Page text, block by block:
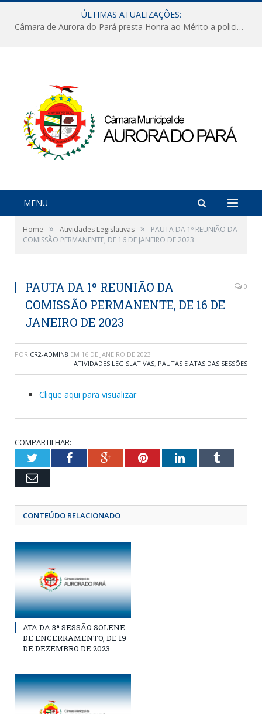
ÚLTIMAS ATUALIZAÇÕES:
Câmara de Aurora do Pará presta Honra ao Mérito a policiais militares em sessão marcada por reconhecimento e emoção
MENU
Home » Atividades Legislativas »
PAUTA DA 1º REUNIÃO DA
COMISSÃO PERMANENTE, DE 16 DE JANEIRO DE 2023
PAUTA DA 1º REUNIÃO DA
COMISSÃO PERMANENTE, DE 16 DE
JANEIRO DE 2023
0
POR CR2-ADMIN8 EM 16 DE JANEIRO DE 2023
ATIVIDADES LEGISLATIVAS, PAUTAS E ATAS DAS SESSÕES
Clique aqui para visualizar
COMPARTILHAR:
TwitterFacebookGoogle+PinterestLinkedInTumblr
Email
CONTEÚDO RELACIONADO
ATA DA 3ª SESSÃO SOLENE
DE ENCERRAMENTO, DE 19
DE DEZEMBRO DE 2023